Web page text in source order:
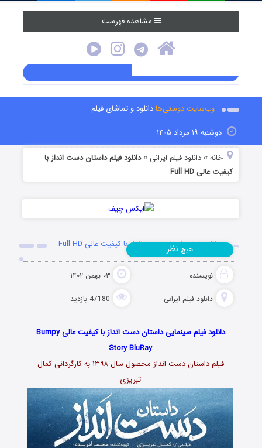
مشاهده فهرست
وب‌سایت دوستی‌هادانلود و تماشای فیلم
دوشنبه ۱۹ مرداد ۱۴۰۵
خانه »دانلود فیلم‌ ایرانی »دانلود فیلم داستان دست انداز با
کیفیت عالی Full HD
دانلود فیلم داستان دست انداز با کیفیت عالی Full HD
نویسنده ۰۳ بهمن ۱۴۰۲
دانلود فیلم‌ ایرانی 47180 بازدید
هیچ نظر
دانلود فیلم سینمایی داستان دست انداز با کیفیت عالی Bumpy
Story BluRay
فیلم داستان دست انداز محصول سال ۱۳۹۸ به کارگردانی کمال
تبریزی